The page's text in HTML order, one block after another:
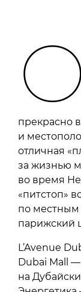
О
прекрасно
и
отличная
за жизнью
во время
«питстоп»
по местным
парижский
L’Avenue
Dubai Mall
на